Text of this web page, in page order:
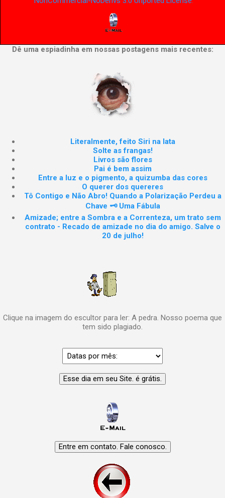
Dê uma espiadinha em nossas postagens mais recentes:
Literalmente, feito Siri na lata
Solte as frangas!
Livros são flores
Pai é bem assim
Entre a luz e o pigmento, a quizumba das cores
O querer dos quereres
Tô Contigo e Não Abro! Quando a Polarização Perdeu a
Chave 🗝️ Uma Fábula
Amizade; entre a Sombra e a Correnteza, um trato sem
contrato - Recado de amizade no dia do amigo. Salve o
20 de julho!
Clique na imagem do escultor para ler: A pedra. Nosso poema que
tem sido plagiado.